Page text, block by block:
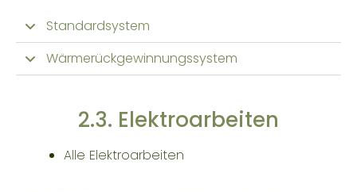
Standardsystem
Wärmerückgewinnungssystem
2.3. Elektroarbeiten
Alle Elektroarbeiten